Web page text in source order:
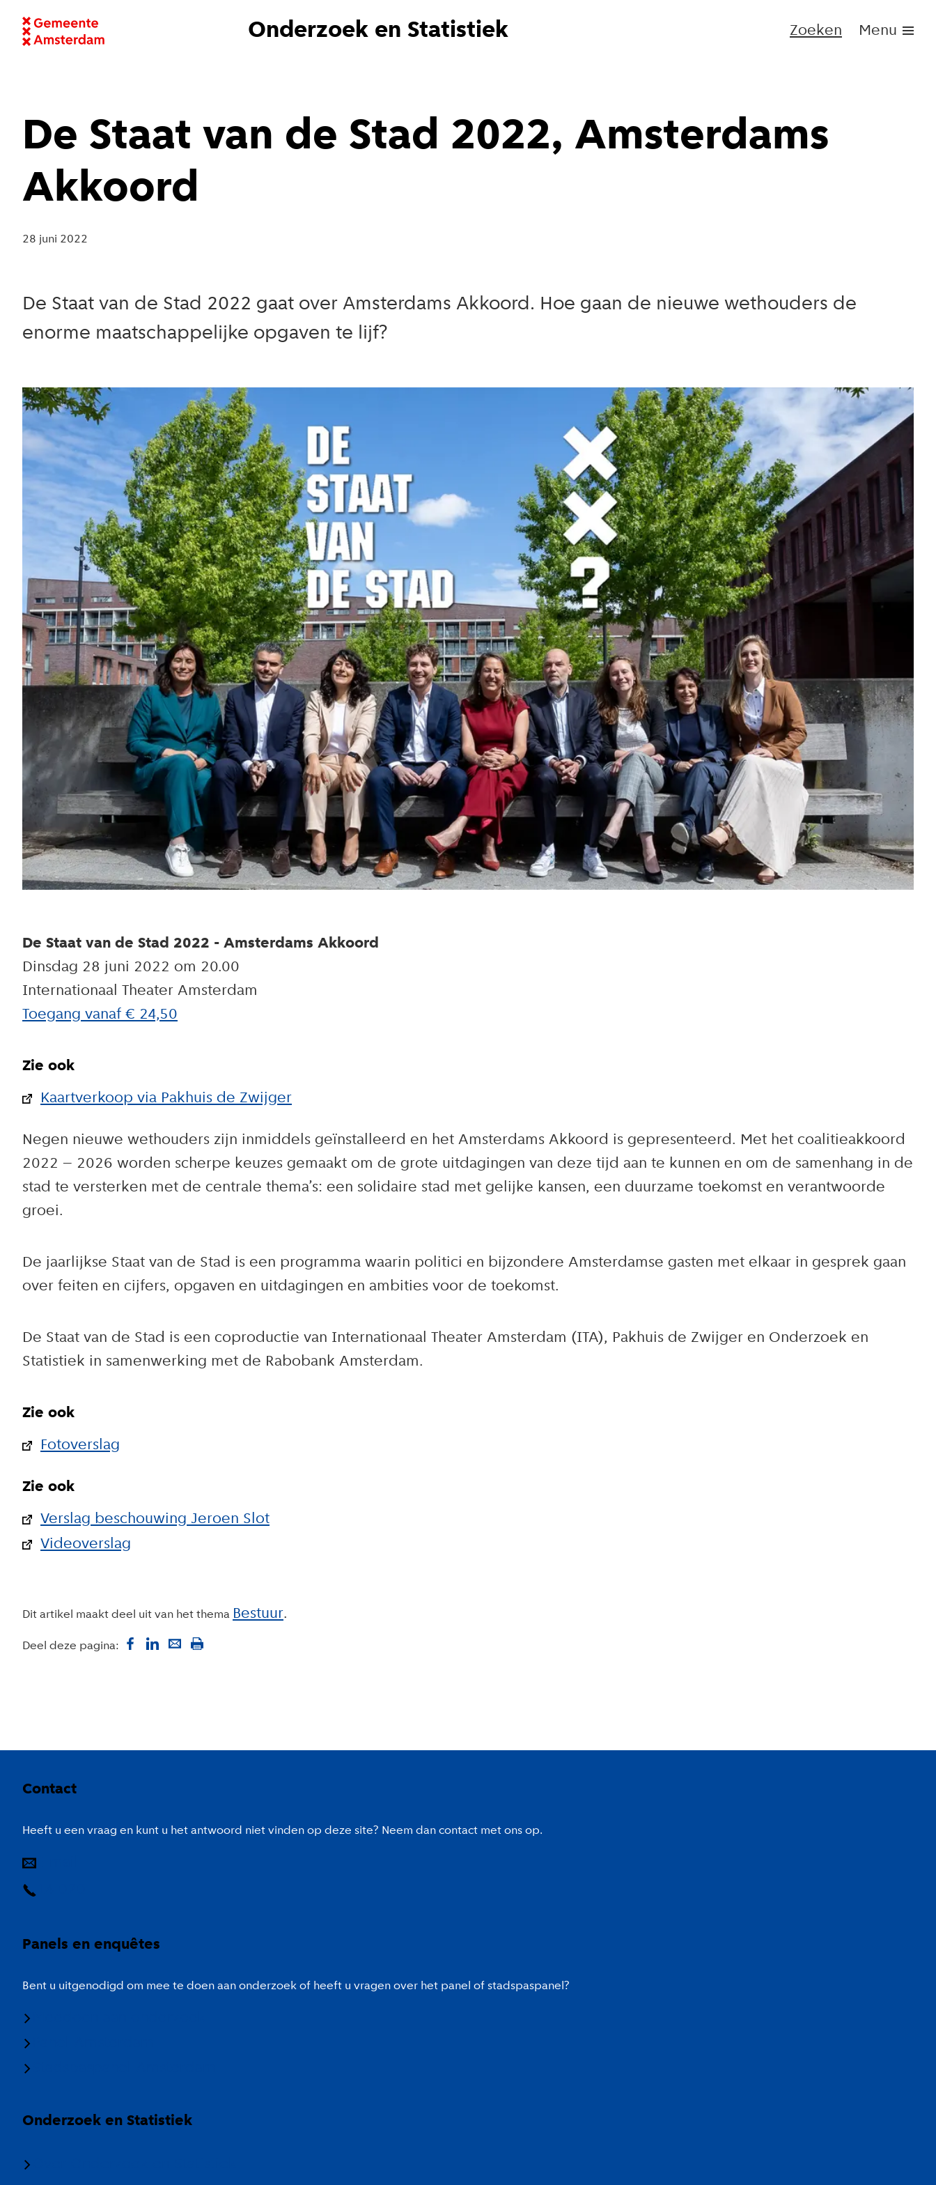
Onderzoek en Statistiek Zoeken Menu
De Staat van de Stad 2022, Amsterdams
Akkoord
28 juni 2022
De Staat van de Stad 2022 gaat over Amsterdams Akkoord. Hoe gaan de nieuwe wethouders de
enorme maatschappelijke opgaven te lijf?
De Staat van de Stad 2022 - Amsterdams Akkoord
Dinsdag 28 juni 2022 om 20.00
Internationaal Theater Amsterdam
Toegang vanaf € 24,50
Zie ook
Kaartverkoop via Pakhuis de Zwijger
Negen nieuwe wethouders zijn inmiddels geïnstalleerd en het Amsterdams Akkoord is gepresenteerd. Met het coalitieakkoord
2022 – 2026 worden scherpe keuzes gemaakt om de grote uitdagingen van deze tijd aan te kunnen en om de samenhang in de
stad te versterken met de centrale thema’s: een solidaire stad met gelijke kansen, een duurzame toekomst en verantwoorde
groei.
De jaarlijkse Staat van de Stad is een programma waarin politici en bijzondere Amsterdamse gasten met elkaar in gesprek gaan
over feiten en cijfers, opgaven en uitdagingen en ambities voor de toekomst.
De Staat van de Stad is een coproductie van Internationaal Theater Amsterdam (ITA), Pakhuis de Zwijger en Onderzoek en
Statistiek in samenwerking met de Rabobank Amsterdam.
Zie ook
Fotoverslag
Zie ook
Verslag beschouwing Jeroen Slot
Videoverslag
Dit artikel maakt deel uit van het thema Bestuur
Deel deze pagina:
Contact
Heeft u een vraag en kunt u het antwoord niet vinden op deze site? Neem dan contact met ons op.
Panels en enquêtes
Bent u uitgenodigd om mee te doen aan onderzoek of heeft u vragen over het panel of stadspaspanel?
Onderzoek en Statistiek